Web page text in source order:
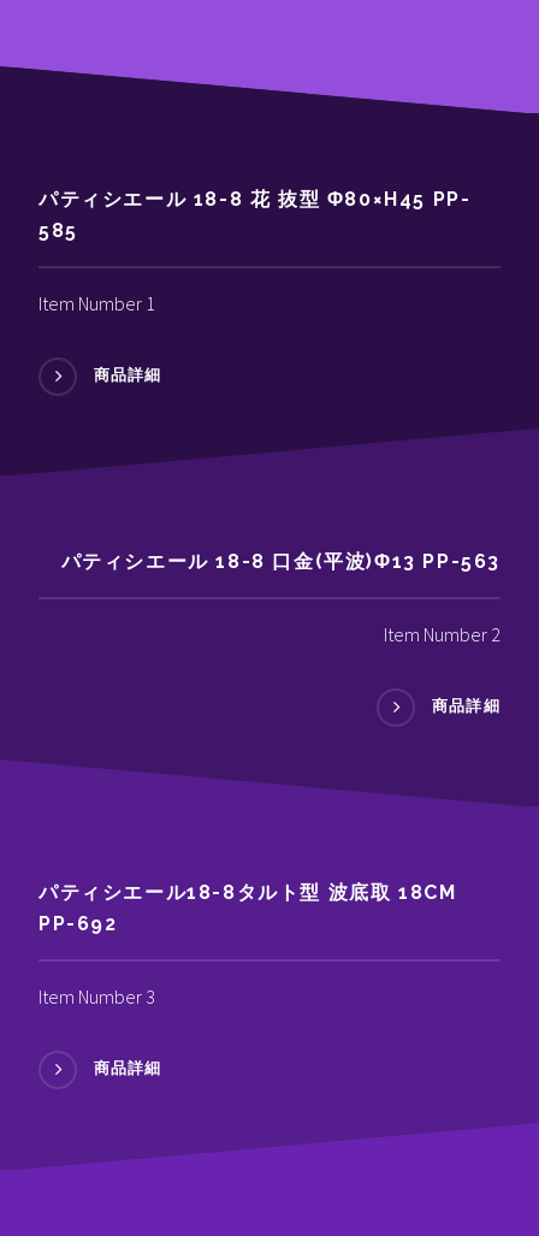
パティシエール 18-8 花 抜型 Φ80×H45 PP-
585
Item Number 1
商品詳細
パティシエール 18-8 口金(平波)Φ13 PP-563
Item Number 2
商品詳細
パティシエール18-8タルト型 波底取 18CM
PP-692
Item Number 3
商品詳細